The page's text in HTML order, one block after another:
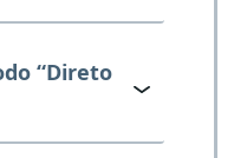
“Direto